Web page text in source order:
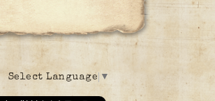
Select Language ▼